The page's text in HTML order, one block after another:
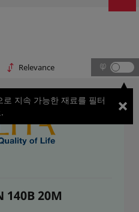
로 지속 가능한 재료를 필터
140B 20M